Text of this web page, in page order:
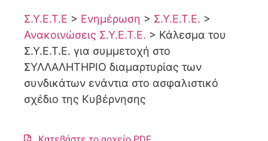
Σ.Υ.Ε.Τ.Ε > Ενημέρωση > Σ.Υ.Ε.Τ.Ε. >
Ανακοινώσεις Σ.Υ.Ε.Τ.Ε. > Κάλεσμα του
Σ.Υ.Ε.Τ.Ε. για συμμετοχή στο
ΣΥΛΛΑΛΗΤΗΡΙΟ διαμαρτυρίας των
συνδικάτων ενάντια στο ασφαλιστικό
σχέδιο της Κυβέρνησης